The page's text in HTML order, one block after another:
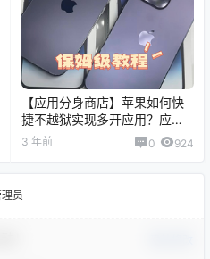
【应用分身商店】苹果如何快
捷不越狱实现多开应用？应用
分身保姆级教程
3 年前 0 924
员